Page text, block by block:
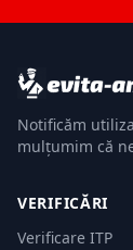
Notificăm
mulțumim că
VERIFICĂRI
Verificare ITP